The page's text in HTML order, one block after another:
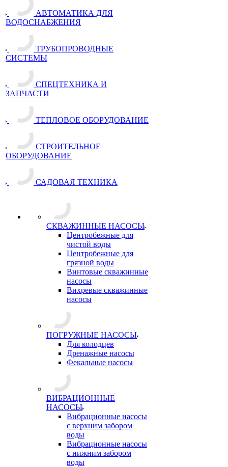
АВТОМАТИКА ДЛЯ
ВОДОСНАБЖЕНИЯ
ТРУБОПРОВОДНЫЕ
СИСТЕМЫ
СПЕЦТЕХНИКА И
ЗАПЧАСТИ
ТЕПЛОВОЕ ОБОРУДОВАНИЕ
СТРОИТЕЛЬНОЕ
ОБОРУДОВАНИЕ
САДОВАЯ ТЕХНИКА
СКВАЖИННЫЕ НАСОСЫ
Центробежные для
чистой воды
Центробежные для
грязной воды
Винтовые скважинные
насосы
Вихревые скважинные
насосы
ПОГРУЖНЫЕ НАСОСЫ
Для колодцев
Дренажные насосы
Фекальные насосы
ВИБРАЦИОННЫЕ
НАСОСЫ
Вибрационные насосы
с верхним забором
воды
Вибрационные насосы
с нижним забором
воды